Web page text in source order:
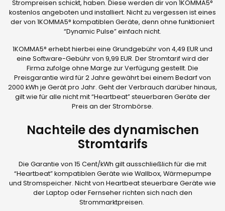
Strompreisen schickt, haben. Diese werden dir von 1KOMMA5°
kostenlos angeboten und installiert. Nicht zu vergessen ist eines
der von 1KOMMA5° kompatiblen Geräte, denn ohne funktioniert
“Dynamic Pulse” einfach nicht.
1KOMMA5° erhebt hierbei eine Grundgebühr von 4,49 EUR und
eine Software-Gebühr von 9,99 EUR. Der Stromtarif wird der
Firma zufolge ohne Marge zur Verfügung gestellt. Die
Preisgarantie wird für 2 Jahre gewährt bei einem Bedarf von
2000 kWh je Gerät pro Jahr. Geht der Verbrauch darüber hinaus,
gilt wie für alle nicht mit “Heartbeat” steuerbaren Geräte der
Preis an der Strombörse.
Nachteile des dynamischen
Stromtarifs
Die Garantie von 15 Cent/kWh gilt ausschließlich für die mit
“Heartbeat” kompatiblen Geräte wie Wallbox, Wärmepumpe
und Stromspeicher. Nicht von Heartbeat steuerbare Geräte wie
der Laptop oder Fernseher richten sich nach den
Strommarktpreisen.